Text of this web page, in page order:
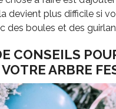
devient plus difficile si
des boules et des
CONSEILS
VOTRE ARBRE